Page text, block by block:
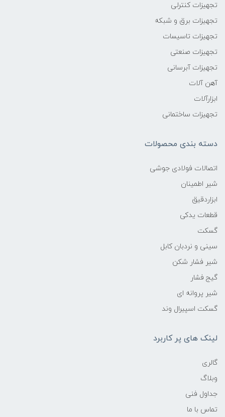
تجهیزات کنترلی
تجهیزات برق و شبکه
تجهیزات تاسیسات
تجهیزات صنعتی
تجهیزات آبرسانی
آهن آلات
ابزارآلات
تجهیزات ساختمانی
دسته بندی محصولات
اتصالات فولادی جوشی
شیر اطمینان
ابزاردقیق
قطعات یدکی
گسکت
سینی و نردبان کابل
شیر فشار شکن
گیج فشار
شیر پروانه ای
گسکت اسپیرال وند
لینک های پر کاربرد
گالری
وبلاگ
جداول فنی
تماس با ما